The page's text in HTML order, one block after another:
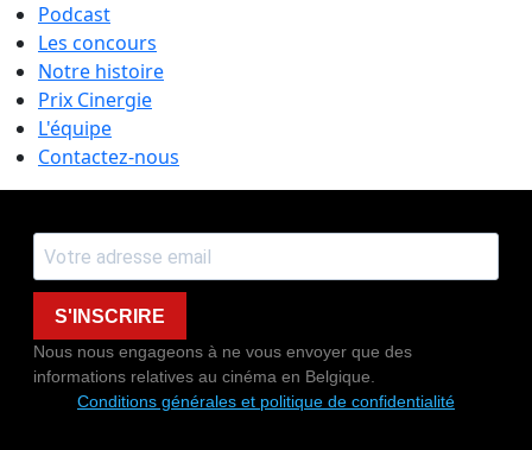
Podcast
Les concours
Notre histoire
Prix Cinergie
L'équipe
Contactez-nous
S'INSCRIRE
Nous nous engageons à ne vous envoyer que des
informations relatives au cinéma en Belgique.
Conditions générales et politique de confidentialité